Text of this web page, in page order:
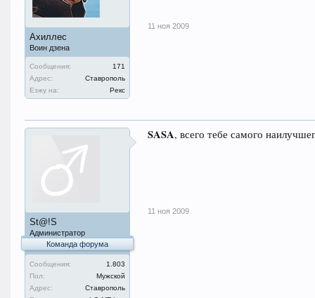
Ахиллес
Воин дзена
Сообщения:
171
Адрес:
Ставрополь
Езжу на:
Рекс
11 ноя 2009
St@!S
Администратор
Команда форума
Сообщения:
1.803
Пол:
Мужской
Адрес:
Ставрополь
SASA, всего тебе самого
11 ноя 2009